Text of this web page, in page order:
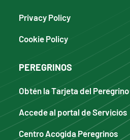
Privacy Policy
Cookie Policy
PEREGRINOS
Obtén la Tarjeta del Peregrino
Accede al portal de Servicios
Centro Acogida Peregrinos